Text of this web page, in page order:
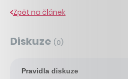
Zpět na článek
Diskuze (0)
Pravidla diskuze